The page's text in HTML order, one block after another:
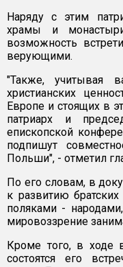
Наряду с этим
храмы и
возможность
верующими.
"Также, учитывая
христианских
Европе и стоящих в
патриарх и
епископской
подпишут
Польши", - отметил
По его словам, в
к развитию
поляками -
мировоззрение
Кроме того, в ходе
состоятся его